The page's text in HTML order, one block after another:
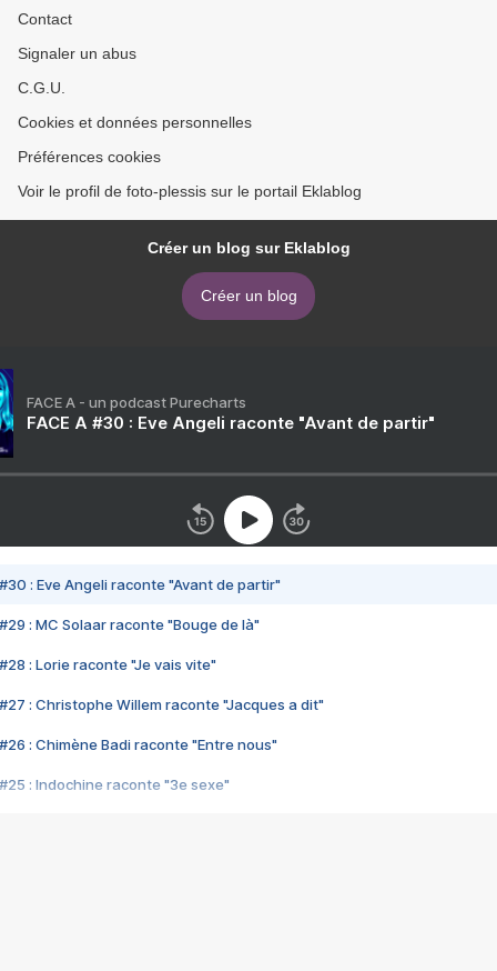
Contact
Signaler un abus
C.G.U.
Cookies et données personnelles
Préférences cookies
Voir le profil de foto-plessis sur le portail Eklablog
Créer un blog sur Eklablog
Créer un blog
FACE A - un podcast Purecharts
FACE A #30 : Eve Angeli raconte "Avant de partir"
#30 : Eve Angeli raconte "Avant de partir"
#29 : MC Solaar raconte "Bouge de là"
#28 : Lorie raconte "Je vais vite"
#27 : Christophe Willem raconte "Jacques a dit"
#26 : Chimène Badi raconte "Entre nous"
#25 : Indochine raconte "3e sexe"